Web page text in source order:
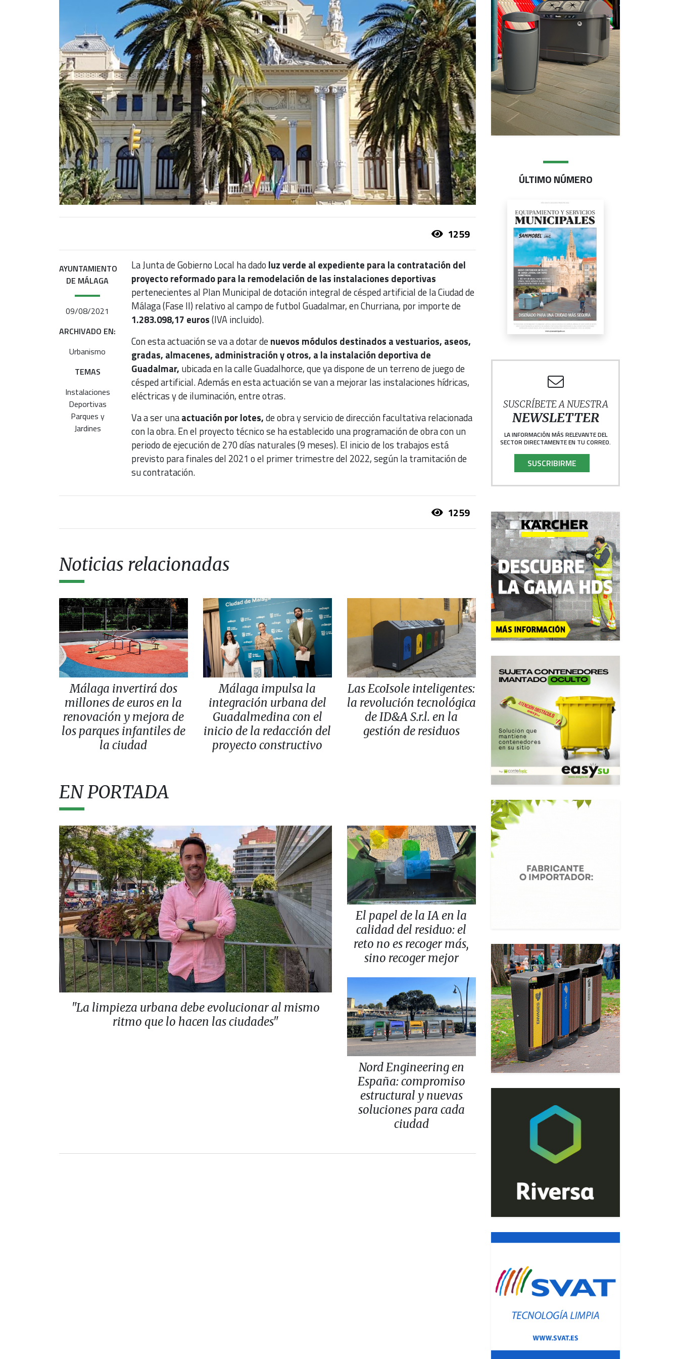
1259
AYUNTAMIENTO
DE MÁLAGA
09/08/2021
ARCHIVADO EN:
Urbanismo
TEMAS
Instalaciones
Deportivas
Parques y
Jardines
La Junta de Gobierno Local ha dado luz verde al expediente para la contratación del
proyecto reformado para la remodelación de las instalaciones deportivas
pertenecientes al Plan Municipal de dotación integral de césped artificial de la Ciudad de
Málaga (Fase II) relativo al campo de futbol Guadalmar, en Churriana, por importe de
1.283.098,17 euros(IVA incluido).
Con esta actuación se va a dotar denuevos módulos destinados a vestuarios, aseos,
gradas, almacenes, administración y otros, a la instalación deportiva de
Guadalmar, ubicada en la calle Guadalhorce, que ya dispone de un terreno de juego de
césped artificial. Además en esta actuación se van a mejorar las instalaciones hídricas,
eléctricas y de iluminación, entre otras.
Va a ser unaactuación por lotes,de obra y servicio de dirección facultativa relacionada
con la obra. En el proyecto técnico se ha establecido una programación de obra con un
periodo de ejecución de 270 días naturales (9 meses). El inicio de los trabajos está
previsto para finales del 2021 o el primer trimestre del 2022, según la tramitación de
su contratación.
1259
Noticias relacionadas
Málaga invertirá dos
millones de euros en la
renovación y mejora de
los parques infantiles de
la ciudad
Málaga impulsa la
integración urbana del
Guadalmedina con el
inicio de la redacción del
proyecto constructivo
Las EcoIsole inteligentes:
la revolución tecnológica
de ID&A S.r.l. en la
gestión de residuos
EN PORTADA
"La limpieza urbana debe evolucionar al mismo
ritmo que lo hacen las ciudades"
El papel de la IA en la
calidad del residuo: el
reto no es recoger más,
sino recoger mejor
Nord Engineering en
España: compromiso
estructural y nuevas
soluciones para cada
ciudad
ÚLTIMO NÚMERO
SUSCRÍBETE A NUESTRA
NEWSLETTER
LA INFORMACIÓN MÁS RELEVANTE DEL
SECTOR DIRECTAMENTE EN TU CORREO.
SUSCRIBIRME